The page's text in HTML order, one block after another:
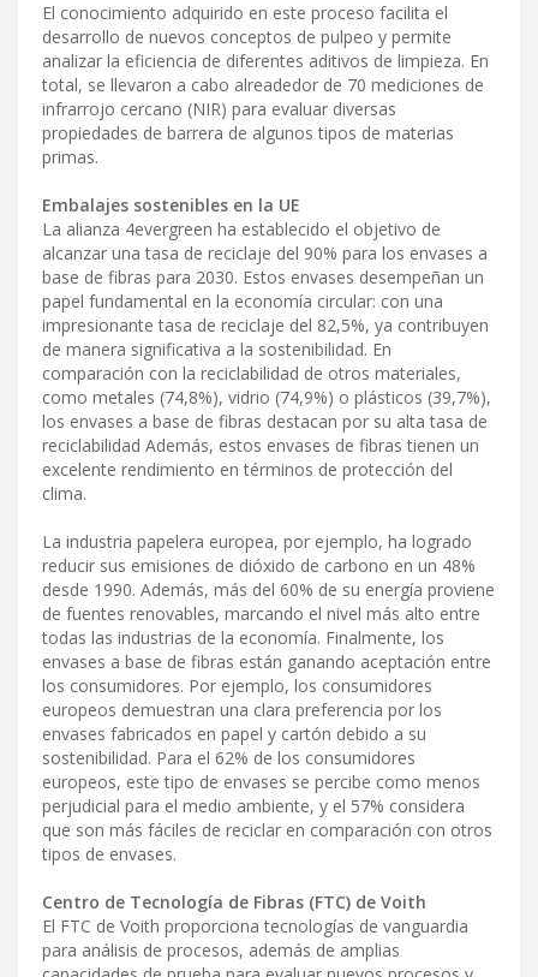
El conocimiento adquirido en este proceso facilita el
desarrollo de nuevos conceptos de pulpeo y permite
analizar la eficiencia de diferentes aditivos de limpieza. En
total, se llevaron a cabo alreadedor de 70 mediciones de
infrarrojo cercano (NIR) para evaluar diversas
propiedades de barrera de algunos tipos de materias
primas.
Embalajes sostenibles en la UE
La alianza 4evergreen ha establecido el objetivo de
alcanzar una tasa de reciclaje del 90% para los envases a
base de fibras para 2030. Estos envases desempeñan un
papel fundamental en la economía circular: con una
impresionante tasa de reciclaje del 82,5%, ya contribuyen
de manera significativa a la sostenibilidad. En
comparación con la reciclabilidad de otros materiales,
como metales (74,8%), vidrio (74,9%) o plásticos (39,7%),
los envases a base de fibras destacan por su alta tasa de
reciclabilidad Además, estos envases de fibras tienen un
excelente rendimiento en términos de protección del
clima.
La industria papelera europea, por ejemplo, ha logrado
reducir sus emisiones de dióxido de carbono en un 48%
desde 1990. Además, más del 60% de su energía proviene
de fuentes renovables, marcando el nivel más alto entre
todas las industrias de la economía. Finalmente, los
envases a base de fibras están ganando aceptación entre
los consumidores. Por ejemplo, los consumidores
europeos demuestran una clara preferencia por los
envases fabricados en papel y cartón debido a su
sostenibilidad. Para el 62% de los consumidores
europeos, este tipo de envases se percibe como menos
perjudicial para el medio ambiente, y el 57% considera
que son más fáciles de reciclar en comparación con otros
tipos de envases.
Centro de Tecnología de Fibras (FTC) de Voith
El FTC de Voith proporciona tecnologías de vanguardia
para análisis de procesos, además de amplias